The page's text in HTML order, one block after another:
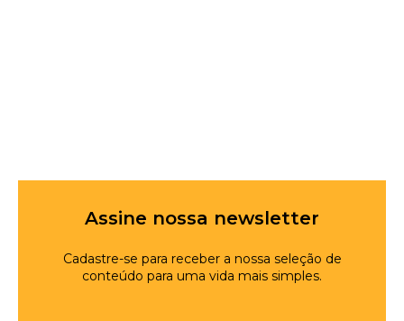
Assine nossa newsletter
Cadastre-se para receber a nossa seleção de
conteúdo para uma vida mais simples.